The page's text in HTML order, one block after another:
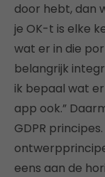
door hebt, dan
je OK-t is elke
wat er in die
belangrijk
ik bepaal wat
app ook.”
GDPR principes.
eens aan de